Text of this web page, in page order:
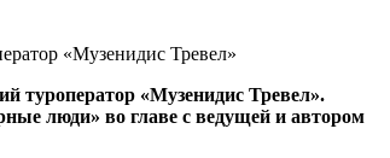
«Музенидис Тревел»
туроператор «Музенидис Тревел».
люди» во главе с ведущей и автором